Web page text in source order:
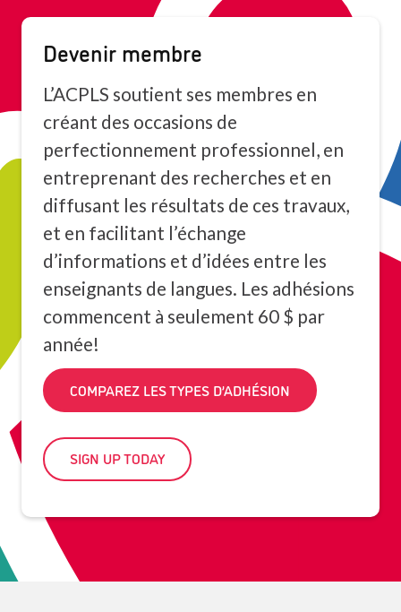
Devenir membre
L’ACPLS soutient ses membres en
créant des occasions de
perfectionnement professionnel, en
entreprenant des recherches et en
diffusant les résultats de ces travaux,
et en facilitant l’échange
d’informations et d’idées entre les
enseignants de langues. Les adhésions
commencent à seulement 60 $ par
année!
COMPAREZ LES TYPES D’ADHÉSION
SIGN UP TODAY